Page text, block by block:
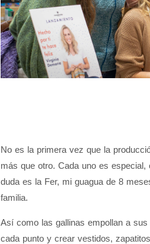
No es la primera vez que la
más que otro. Cada uno es
duda es la Fer, mi guagua de 8
familia.
Así como las gallinas empollan a
cada punto y crear vestidos,